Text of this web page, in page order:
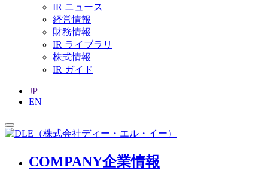
IR ニュース
経営情報
財務情報
IR ライブラリ
株式情報
IR ガイド
JP
EN
COMPANY企業情報